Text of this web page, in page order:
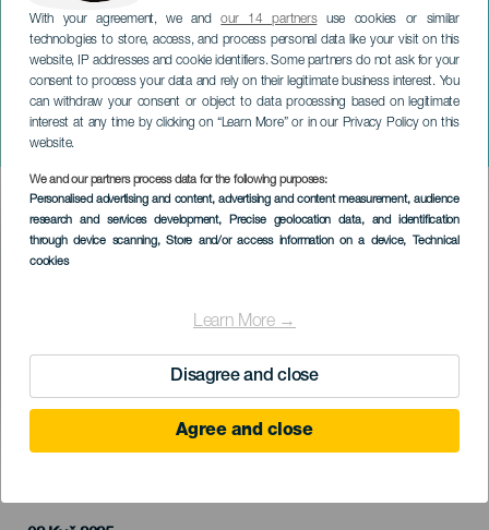
With your agreement, we andour 14 partnersuse cookies or similar
technologies to store, access, and process personal data like your visit on this
website, IP addresses and cookie identifiers. Some partners do not ask for your
consent to process your data and rely on their legitimate business interest. You
can withdraw your consent or object to data processing based on legitimate
interest at any time by clicking on “Learn More” or in our Privacy Policy on this
website.
We and our partners process data for the following purposes:
Personalised advertising and content, advertising and content measurement, audience
research and services development, Precise geolocation data, and identification
through device scanning, Store and/or access information on a device, Technical
cookies
Learn More →
Disagree and close
Agree and close
Etéreo
GRAN CANARIA
Imagen
Listado